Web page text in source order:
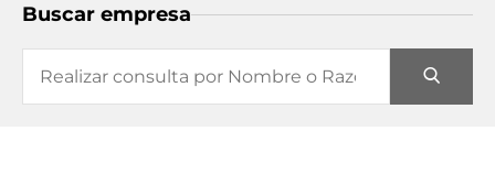
Buscar empresa